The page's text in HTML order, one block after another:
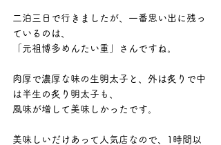
二泊三日で行きましたが、一番思い出に残っ
ているのは、
「元祖博多めんたい重」さんですね。
肉厚で濃厚な味の生明太子と、外は炙りで中
は半生の炙り明太子も、
風味が増して美味しかったです。
美味しいだけあって人気店なので、1時間以